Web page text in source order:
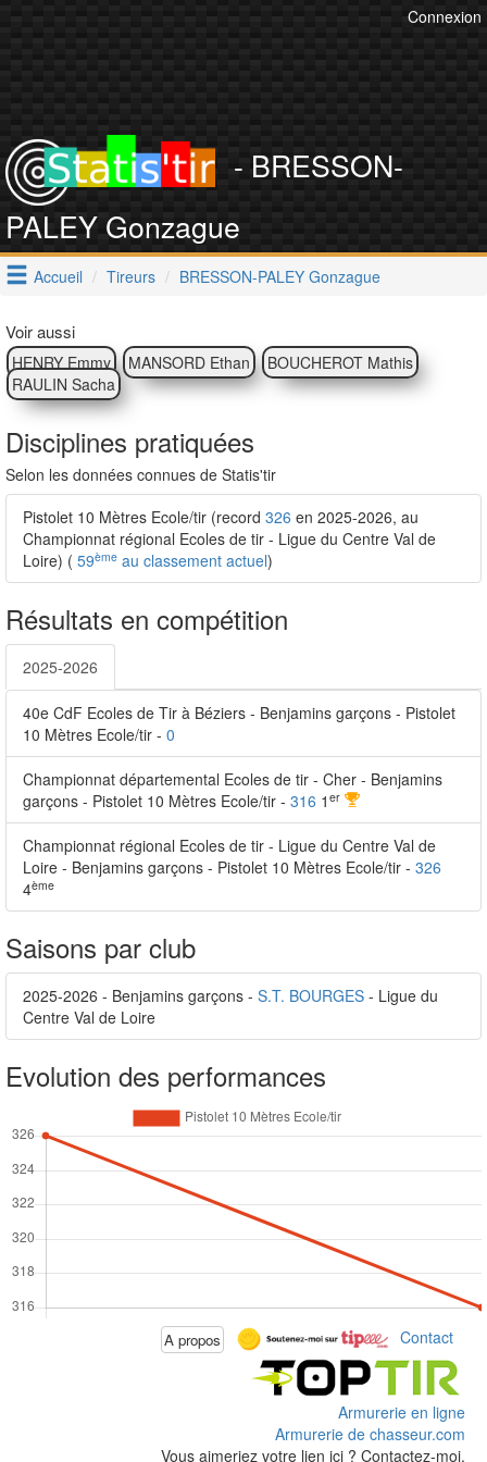
Connexion
- BRESSON-
PALEY Gonzague
Accueil Tireurs BRESSON-PALEY Gonzague
Voir aussi
HENRY Emmy MANSORD Ethan
BOUCHEROT Mathis
RAULIN Sacha
Disciplines pratiquées
Selon les données connues de Statis'tir
Pistolet 10 Mètres Ecole/tir (record 326 en 2025-2026, au
Championnat régional Ecoles de tir - Ligue du Centre Val de
Loire) ( 59ème au classement actuel)
Résultats en compétition
2025-2026
40e CdF Ecoles de Tir à Béziers - Benjamins garçons - Pistolet
10 Mètres Ecole/tir - 0
Championnat départemental Ecoles de tir - Cher - Benjamins
garçons - Pistolet 10 Mètres Ecole/tir - 316 1 er
Championnat régional Ecoles de tir - Ligue du Centre Val de
Loire - Benjamins garçons - Pistolet 10 Mètres Ecole/tir - 326
4ème
Saisons par club
2025-2026 - Benjamins garçons - S.T. BOURGES - Ligue du
Centre Val de Loire
Evolution des performances
A propos Contact
Armurerie en ligne
Armurerie de chasseur.com
Vous aimeriez votre lien ici ? Contactez-moi.